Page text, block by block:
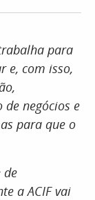
para
e, com isso,
negócios e
para que o
de
a ACIF vai